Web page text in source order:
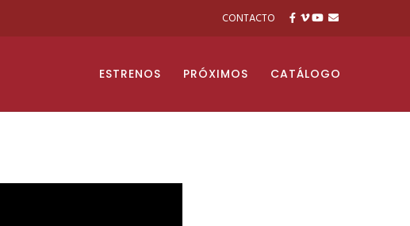
CONTACTO
ESTRENOS PRÓXIMOS CATÁLOGO